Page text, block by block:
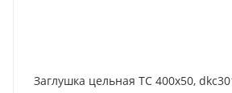
Заглушка цельная ТС 400х50,